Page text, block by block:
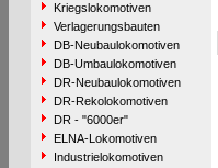
Kriegslokomotiven
Verlagerungsbauten
DB-Neubaulokomotiven
DB-Umbaulokomotiven
DR-Neubaulokomotiven
DR-Rekolokomotiven
DR - "6000er"
ELNA-Lokomotiven
Industrielokomotiven